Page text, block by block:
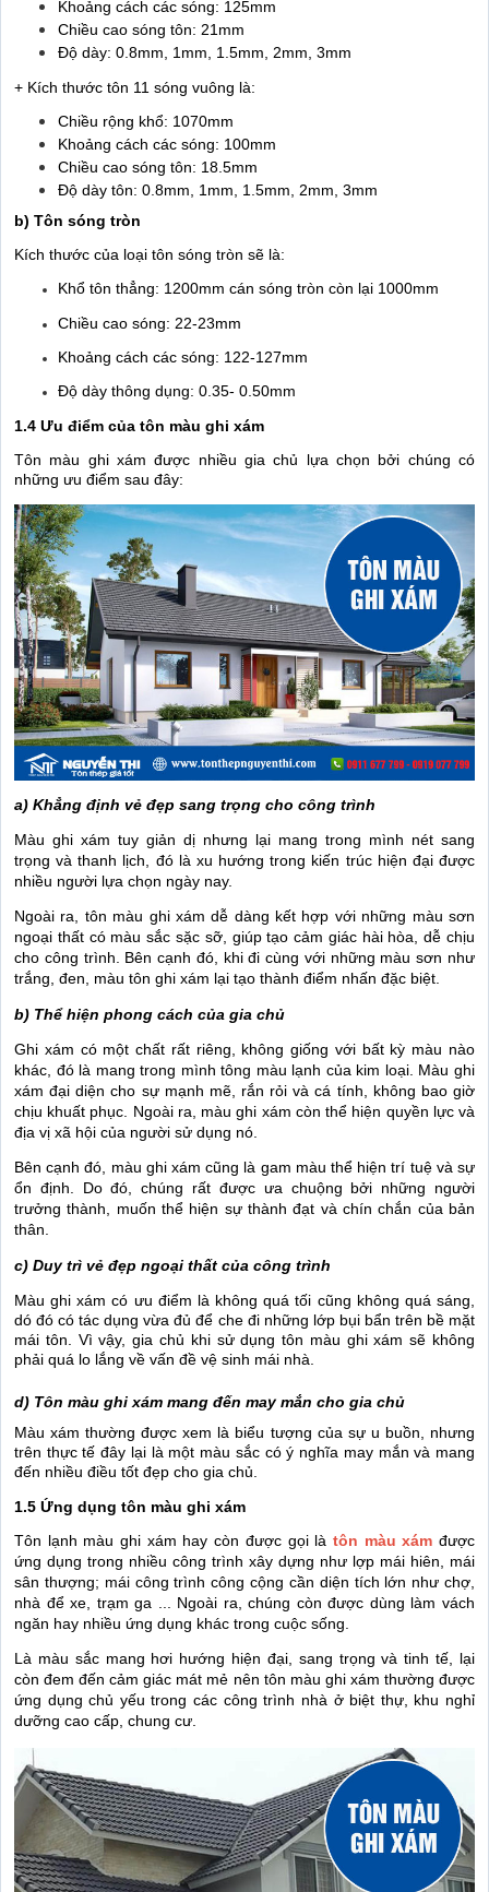
Khoảng cách các sóng: 125mm
Chiều cao sóng tôn: 21mm
Độ dày: 0.8mm, 1mm, 1.5mm, 2mm, 3mm
+ Kích thước tôn 11 sóng vuông là:
Chiều rộng khổ: 1070mm
Khoảng cách các sóng: 100mm
Chiều cao sóng tôn: 18.5mm
Độ dày tôn: 0.8mm, 1mm, 1.5mm, 2mm, 3mm
b) Tôn sóng tròn
Kích thước của loại tôn sóng tròn sẽ là:
Khổ tôn thẳng: 1200mm cán sóng tròn còn lại 1000mm
Chiều cao sóng: 22-23mm
Khoảng cách các sóng: 122-127mm
Độ dày thông dụng: 0.35- 0.50mm
1.4 Ưu điểm của tôn màu ghi xám
Tôn màu ghi xám được nhiều gia chủ lựa chọn bởi chúng có
những ưu điểm sau đây:
a) Khẳng định vẻ đẹp sang trọng cho công trình
Màu ghi xám tuy giản dị nhưng lại mang trong mình nét sang
trọng và thanh lịch, đó là xu hướng trong kiến trúc hiện đại được
nhiều người lựa chọn ngày nay.
Ngoài ra, tôn màu ghi xám dễ dàng kết hợp với những màu sơn
ngoại thất có màu sắc sặc sỡ, giúp tạo cảm giác hài hòa, dễ chịu
cho công trình. Bên cạnh đó, khi đi cùng với những màu sơn như
trắng, đen, màu tôn ghi xám lại tạo thành điểm nhấn đặc biệt.
b) Thể hiện phong cách của gia chủ
Ghi xám có một chất rất riêng, không giống với bất kỳ màu nào
khác, đó là mang trong mình tông màu lạnh của kim loại. Màu ghi
xám đại diện cho sự mạnh mẽ, rắn rỏi và cá tính, không bao giờ
chịu khuất phục. Ngoài ra, màu ghi xám còn thể hiện quyền lực và
địa vị xã hội của người sử dụng nó.
Bên cạnh đó, màu ghi xám cũng là gam màu thể hiện trí tuệ và sự
ổn định. Do đó, chúng rất được ưa chuộng bởi những người
trưởng thành, muốn thể hiện sự thành đạt và chín chắn của bản
thân.
c) Duy trì vẻ đẹp ngoại thất của công trình
Màu ghi xám có ưu điểm là không quá tối cũng không quá sáng,
dó đó có tác dụng vừa đủ để che đi những lớp bụi bẩn trên bề mặt
mái tôn. Vì vậy, gia chủ khi sử dụng tôn màu ghi xám sẽ không
phải quá lo lắng về vấn đề vệ sinh mái nhà.
d) Tôn màu ghi xám mang đến may mắn cho gia chủ
Màu xám thường được xem là biểu tượng của sự u buồn, nhưng
trên thực tế đây lại là một màu sắc có ý nghĩa may mắn và mang
đến nhiều điều tốt đẹp cho gia chủ.
1.5 Ứng dụng tôn màu ghi xám
Tôn lạnh màu ghi xám hay còn được gọi là tôn màu xám được
ứng dụng trong nhiều công trình xây dựng như lợp mái hiên, mái
sân thượng; mái công trình công cộng cần diện tích lớn như chợ,
nhà để xe, trạm ga ... Ngoài ra, chúng còn được dùng làm vách
ngăn hay nhiều ứng dụng khác trong cuộc sống.
Là màu sắc mang hơi hướng hiện đại, sang trọng và tinh tế, lại
còn đem đến cảm giác mát mẻ nên tôn màu ghi xám thường được
ứng dụng chủ yếu trong các công trình nhà ở biệt thự, khu nghỉ
dưỡng cao cấp, chung cư.